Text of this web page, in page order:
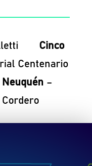
Cinco
Centenario
–